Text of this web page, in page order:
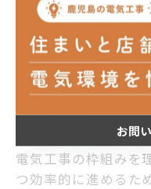
2026/06/14
電気工事の準備を
めるための流れと
解説
2026/06/07
電気工事の枠組みを
つ効率的に進めるた
お問
お問